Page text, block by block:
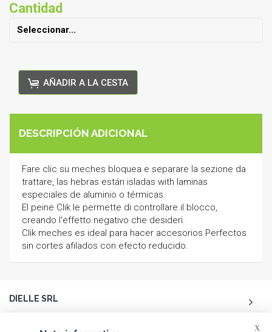
Cantidad
AÑADIR A LA CESTA
DESCRIPCIÓN ADICIONAL
Fare clic su meches bloquea e separare la sezione da
trattare, las hebras están isladas with laminas
especiales de aluminio o térmicas.
El peine Clik le permette di controllare il blocco,
creando l'effetto negativo che desideri.
Clik meches es ideal para hacer accesorios Perfectos
sin cortes afilados con efecto reducido.
DIELLE SRL
ACCOUNT X